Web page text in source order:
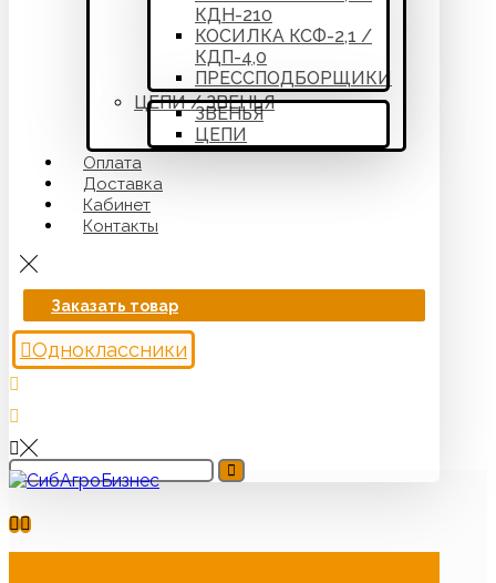
КДН-210
КОСИЛКА КСФ-2,1 /
КДП-4,0
ПРЕССПОДБОРЩИКИ
ЦЕПИ / ЗВЕНЬЯ
ЗВЕНЬЯ
ЦЕПИ
Оплата
Доставка
Кабинет
Контакты
Заказать товар
Одноклассники